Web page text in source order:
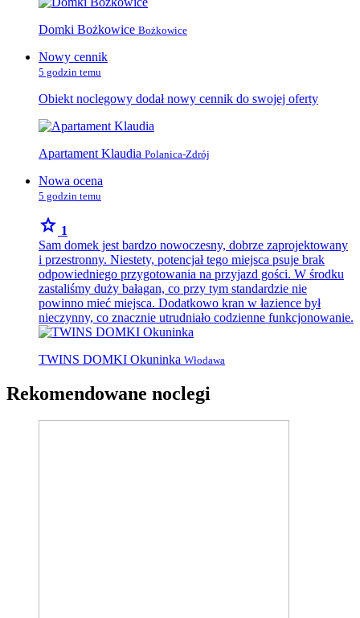
Domki Bożkowice Bożkowice
Nowy cennik
5 godzin temu
Obiekt noclegowy dodał nowy cennik do swojej oferty
Apartament Klaudia Polanica-Zdrój
Nowa ocena
5 godzin temu
star 1
​Sam domek jest bardzo nowoczesny, dobrze zaprojektowany
i przestronny. Niestety, potencjał tego miejsca psuje brak
odpowiedniego przygotowania na przyjazd gości. W środku
zastaliśmy duży bałagan, co przy tym standardzie nie
powinno mieć miejsca. Dodatkowo kran w łazience był
nieczynny, co znacznie utrudniało codzienne funkcjonowanie.
TWINS DOMKI Okuninka Włodawa
Rekomendowane noclegi